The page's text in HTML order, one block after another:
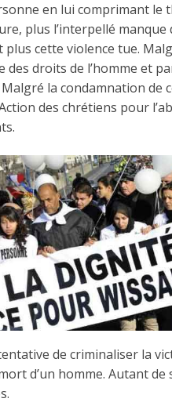
en lui comprimant le
plus l’interpellé manque
cette violence tue.
droits de l’homme et
la condamnation de
des chrétiens pour
de criminaliser la
d’un homme. Autant de